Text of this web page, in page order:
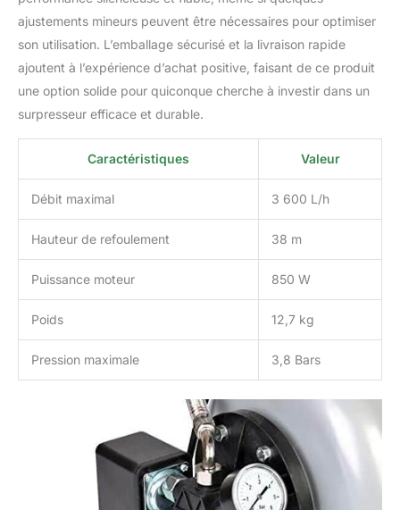
ajustements mineurs peuvent être nécessaires pour optimiser
son utilisation. L’emballage sécurisé et la livraison rapide
ajoutent à l’expérience d’achat positive, faisant de ce produit
une option solide pour quiconque cherche à investir dans un
surpresseur efficace et durable.
Caractéristiques Valeur
Débit maximal 3 600 L/h
Hauteur de refoulement 38 m
Puissance moteur 850 W
Poids 12,7 kg
Pression maximale 3,8 Bars